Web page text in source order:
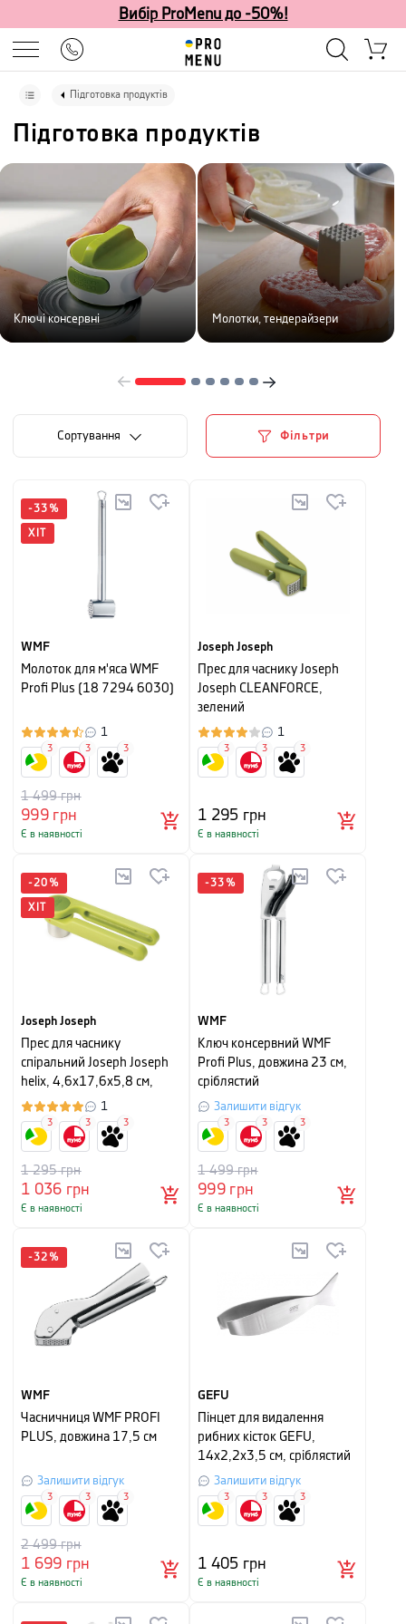
Вибір ProMenu до -50%!
Підготовка продуктів
Підготовка продуктів
Ключі консервні Молотки, тендерайзери
Сортування Фільтри
-33 %
ХІТ
WMF
Молоток для м'яса WMF
Profi Plus (18 7294 6030)
1
999грн
1 499грн
Є в наявності
3 3 3
Joseph Joseph
Прес для часнику Joseph
Joseph CLEANFORCE,
зелений
1
1 295 грн
Є в наявності
3 3 3
-20 %
ХІТ
Joseph Joseph
Прес для часнику
спіральний Joseph Joseph
helix, 4,6х17,6х5,8 см,
зелений
1
1 036 грн
1 295грн
Є в наявності
3 3 3
-33 %
WMF
Ключ консервний WMF
Profi Plus, довжина 23 см,
сріблястий
Залишити відгук
999грн
1 499грн
Є в наявності
3 3 3
-32 %
WMF
Часничниця WMF PROFI
PLUS, довжина 17,5 см
Залишити відгук
1 699 грн
2 499грн
Є в наявності
3 3 3
GEFU
Пінцет для видалення
рибних кісток GEFU,
14x2,2x3,5 см, сріблястий
Залишити відгук
1 405 грн
Є в наявності
3 3 3